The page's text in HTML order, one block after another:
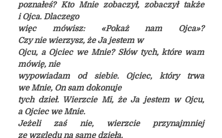
poznałeś? Kto Mnie zobaczył, zobaczył także
i Ojca. Dlaczego
więc mówisz: «Pokaż nam Ojca»?
Czy nie wierzysz, że Ja jestem w
Ojcu, a Ojciec we Mnie? Słów tych, które wam
mówię, nie
wypowiadam od siebie. Ojciec, który trwa
we Mnie, On sam dokonuje
tych dzieł. Wierzcie Mi, że Ja jestem w Ojcu,
a Ojciec we Mnie.
Jeżeli zaś nie, wierzcie przynajmniej
ze względu na same dzieła.